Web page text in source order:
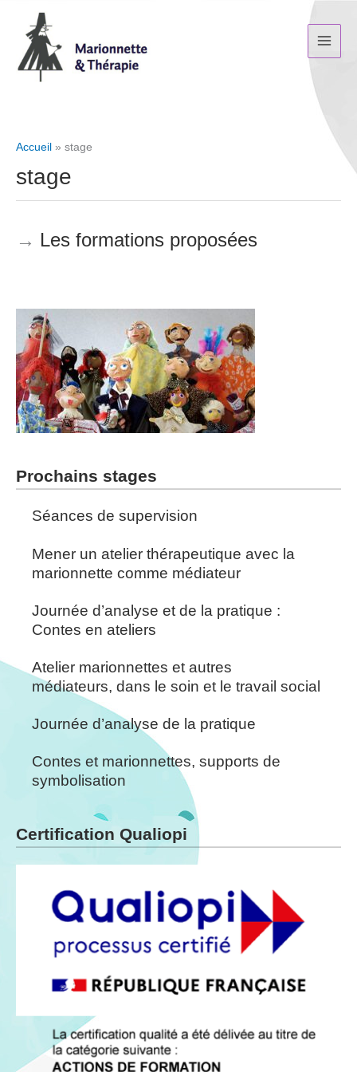
contenu
Accueil stage
stage
Les formations proposées
Prochains stages
Séances de supervision
Mener un atelier thérapeutique avec la
marionnette comme médiateur
Journée d’analyse et de la pratique :
Contes en ateliers
Atelier marionnettes et autres
médiateurs, dans le soin et le travail social
Journée d’analyse de la pratique
Contes et marionnettes, supports de
symbolisation
Certification Qualiopi